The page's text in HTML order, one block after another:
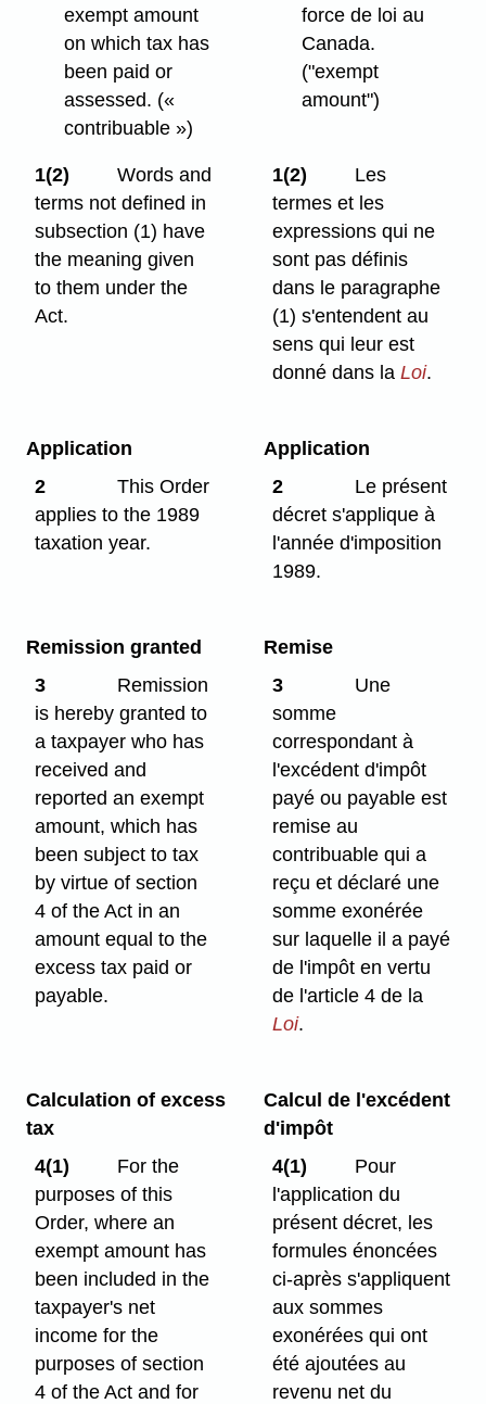
exempt amount
on which tax has
been paid or
assessed. («
contribuable »)
force de loi au
Canada.
("exempt
amount")
1(2)
Words and
terms not defined in
subsection (1) have
the meaning given
to them under the
Act.
1(2)
Les
termes et les
expressions qui ne
sont pas définis
dans le paragraphe
(1) s'entendent au
sens qui leur est
donné dans laLoi.
Application
2
This Order
applies to the 1989
taxation year.
Application
2
Le présent
décret s'applique à
l'année d'imposition
1989.
Remission granted
3
Remission
is hereby granted to
a taxpayer who has
received and
reported an exempt
amount, which has
been subject to tax
by virtue of section
4 of the Act in an
amount equal to the
excess tax paid or
payable.
Remise
3
Une
somme
correspondant à
l'excédent d'impôt
payé ou payable est
remise au
contribuable qui a
reçu et déclaré une
somme exonérée
sur laquelle il a payé
de l'impôt en vertu
de l'article 4 de la
Loi.
Calculation of excess
tax
4(1)
For the
purposes of this
Order, where an
exempt amount has
been included in the
taxpayer's net
income for the
purposes of section
4 of the Act and for
Calcul de l'excédent
d'impôt
4(1)
Pour
l'application du
présent décret, les
formules énoncées
ci-après s'appliquent
aux sommes
exonérées qui ont
été ajoutées au
revenu net du